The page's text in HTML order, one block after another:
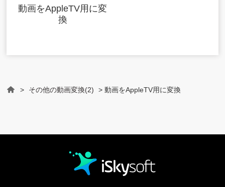
動画をAppleTV用に変
換
> その他の動画変換(2) > 動画をAppleTV用に変換